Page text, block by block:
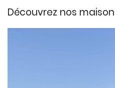
Découvrez nos